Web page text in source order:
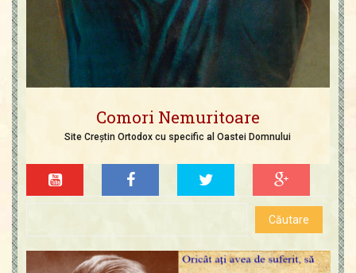
Comori Nemuritoare
Site Creștin Ortodox cu specific al Oastei Domnului